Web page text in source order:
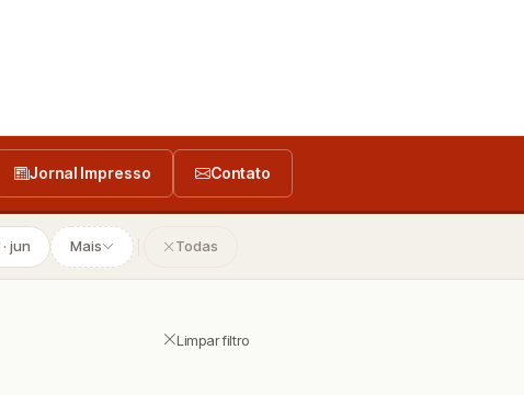
Jornal Impresso Contato
jun Mais Todas
Limpar filtro